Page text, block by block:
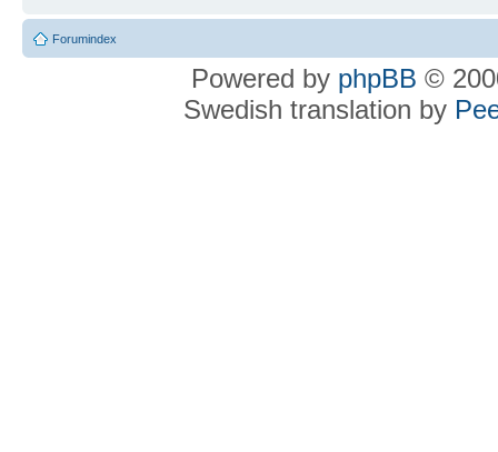
Forumindex
Powered by phpBB ©
Swedish translation by